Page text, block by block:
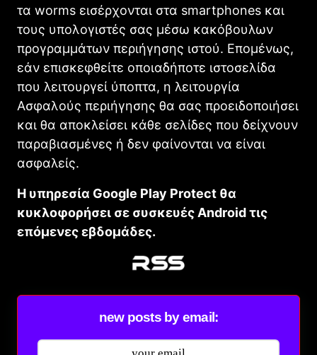
τα worms εισέρχονται στα smartphones και
τους υπολογιστές σας μέσω κακόβουλων
προγραμμάτων περιήγησης ιστού. Επομένως,
εάν επισκεφθείτε οποιαδήποτε ιστοσελίδα
που λειτουργεί ύποπτα, η λειτουργία
Ασφαλούς περιήγησης θα σας προειδοποιήσει
και θα αποκλείσει κάθε σελίδες που δείχνουν
παραβιασμένες ή δεν φαίνονται να είναι
ασφαλείς.
Η υπηρεσία Google Play Protect θα
κυκλοφορήσει σε συσκευές Android τις
επόμενες εβδομάδες.
new posts by email: